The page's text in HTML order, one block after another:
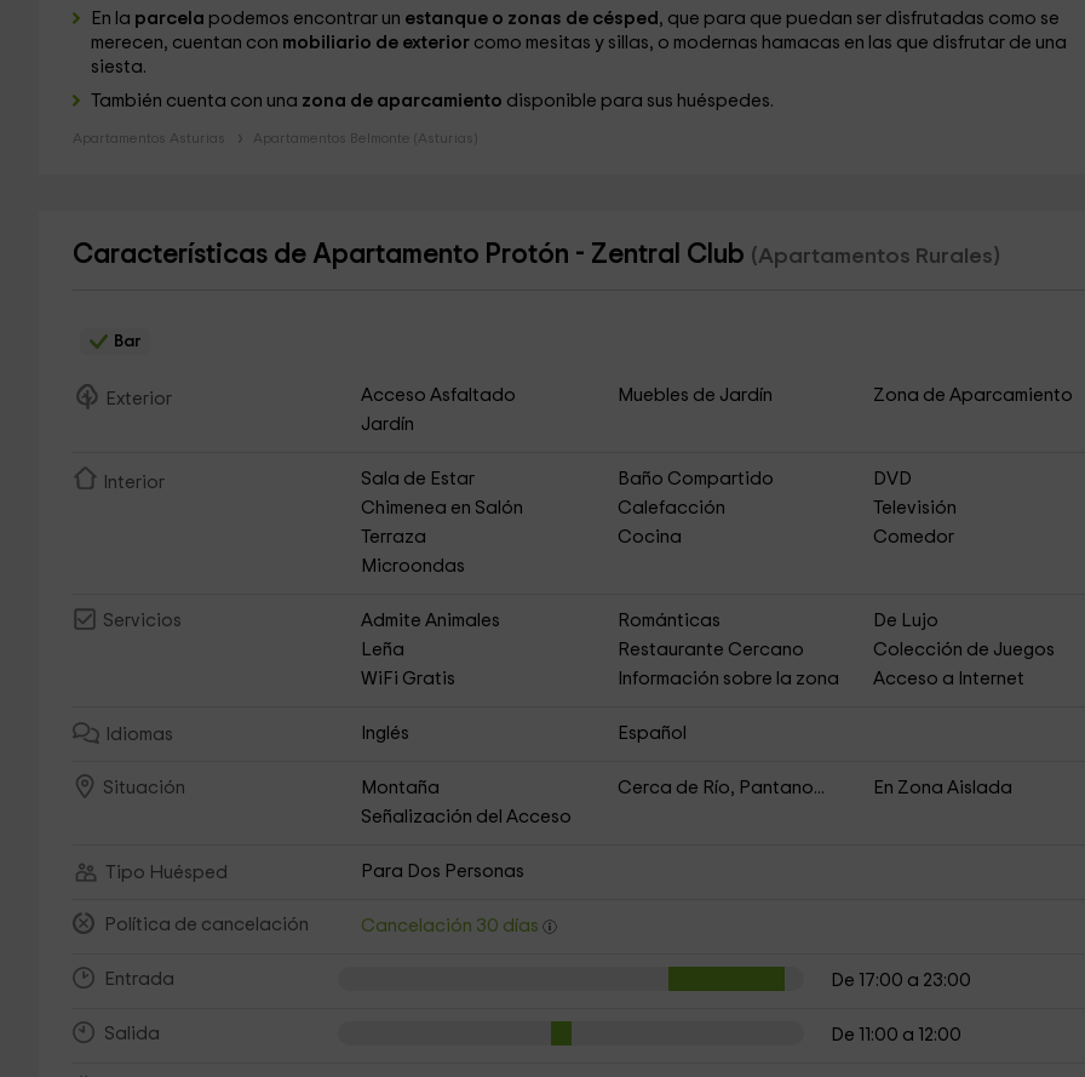
En la parcela podemos encontrar un estanque o zonas de césped , que para que puedan ser disfrutadas como se
merecen, cuentan con mobiliario de exteriorcomo mesitas y sillas, o modernas hamacas en las que disfrutar de una
siesta.
También cuenta con una zona de aparcamiento disponible para sus huéspedes.
Apartamentos Asturias Apartamentos Belmonte (Asturias)
Características de Apartamento Protón - Zentral Club (Apartamentos Rurales)
Bar
Exterior Acceso Asfaltado Muebles de Jardín
Zona de Aparcamiento
Jardín
Interior Sala de Estar Baño Compartido
DVD
Chimenea en Salón
Calefacción
Televisión
Terraza
Cocina
Comedor
Microondas
Servicios Admite Animales Románticas
De Lujo
Leña
Restaurante Cercano
Colección de Juegos
WiFi Gratis
Información sobre la zona Acceso a Internet
Idiomas Inglés Español
Situación Montaña Cerca de Río, Pantano...
En Zona Aislada
Señalización del Acceso
Tipo Huésped Para Dos Personas
Política de cancelación Cancelación 30 días
Entrada De 17:00 a 23:00
Salida De 11:00 a 12:00